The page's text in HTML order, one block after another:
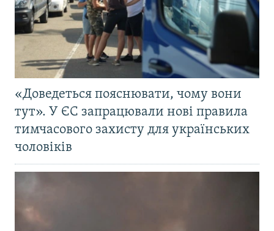
«Доведеться пояснювати, чому вони
тут». У ЄС запрацювали нові правила
тимчасового захисту для українських
чоловіків